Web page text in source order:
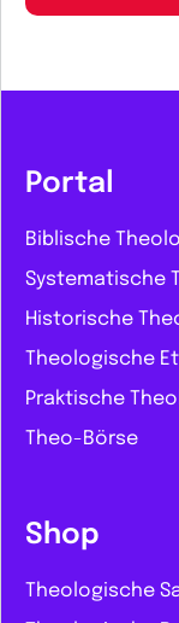
Portal
Biblische
Systematische
Historische
Theologische
Praktische
Theo-Börse
Shop
Theologische